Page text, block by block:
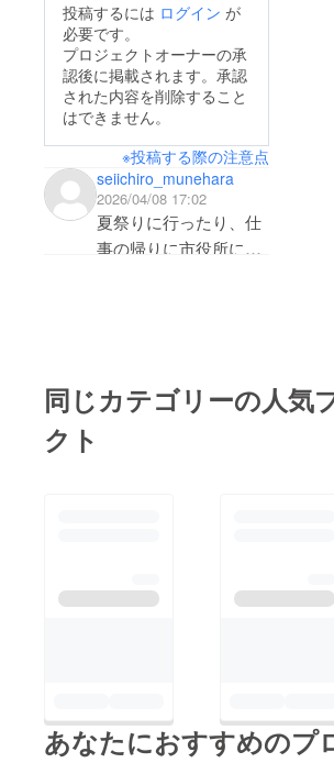
すのでそちらからお気
軽にご連絡ください。
引き続き宜しくお願い
致します！髙野稜
まるもっと‼︎というイ
ベントが幸せで笑顔溢
れるイベントになる為
の紛れもないパワーに
は「つくって、たべ
て、あそんで」会場で
一緒に楽しみましょう
♪プロジェクトは4/30
野稜
投稿するには ログイン が
必要です。
プロジェクトオーナーの承
認後に掲載されます。承認
された内容を削除すること
はできません。
※投稿する際の注意点
seiichiro_munehara
2026/04/08 17:02
夏祭りに行ったり、仕
事の帰りに市役所に行
んだ思い出深い公園
同じカテゴリーの人気
クト
あなたにおすすめのプ